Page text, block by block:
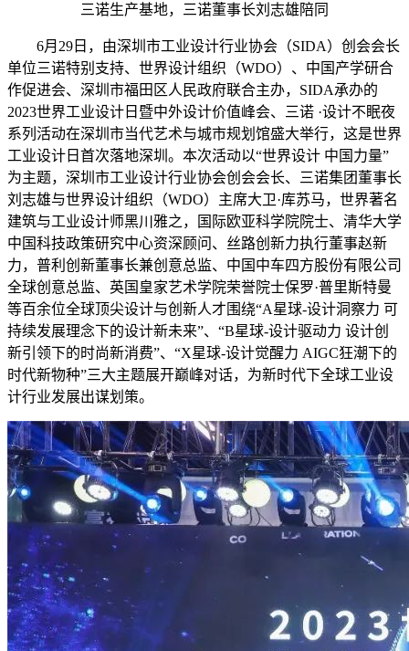
三诺生产基地，三诺董事长刘志雄陪同
6月29日，由深圳市工业设计行业协会（SIDA）创会会长
单位三诺特别支持、世界设计组织（WDO）、中国产学研合
作促进会、深圳市福田区人民政府联合主办，SIDA承办的
2023世界工业设计日暨中外设计价值峰会、三诺 ·设计不眠夜
系列活动在深圳市当代艺术与城市规划馆盛大举行，这是世界
工业设计日首次落地深圳。本次活动以“世界设计 中国力量”
为主题，深圳市工业设计行业协会创会会长、三诺集团董事长
刘志雄与世界设计组织（WDO）主席大卫·库苏马，世界著名
建筑与工业设计师黑川雅之，国际欧亚科学院院士、清华大学
中国科技政策研究中心资深顾问、丝路创新力执行董事赵新
力，普利创新董事长兼创意总监、中国中车四方股份有限公司
全球创意总监、英国皇家艺术学院荣誉院士保罗·普里斯特曼
等百余位全球顶尖设计与创新人才围绕“A星球-设计洞察力 可
持续发展理念下的设计新未来”、“B星球-设计驱动力 设计创
新引领下的时尚新消费”、“X星球-设计觉醒力 AIGC狂潮下的
时代新物种”三大主题展开巅峰对话，为新时代下全球工业设
计行业发展出谋划策。